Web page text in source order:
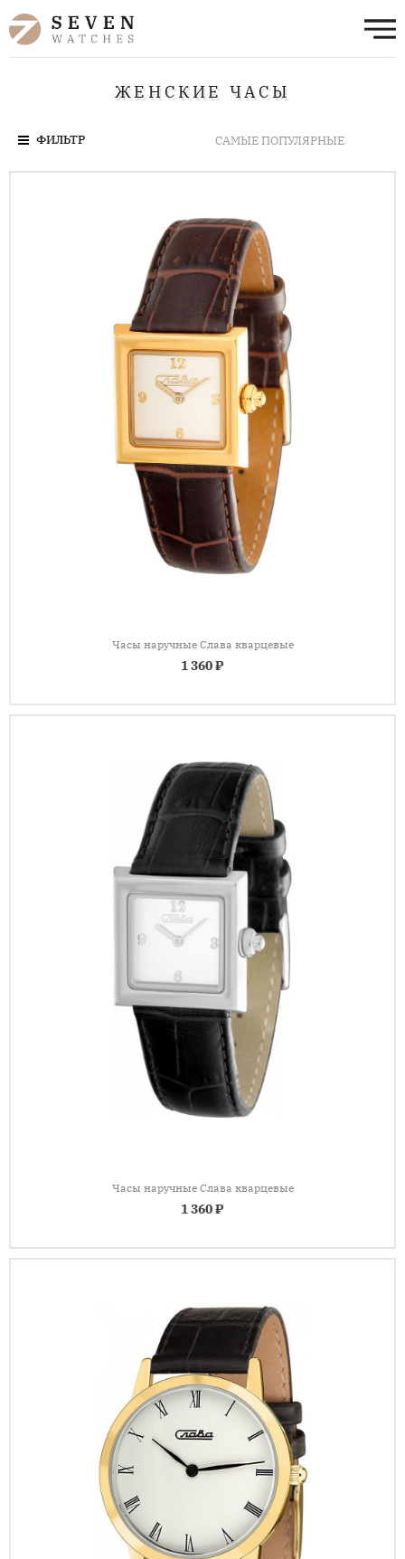
ЖЕНСКИЕ ЧАСЫ
ФИЛЬТР
Часы наручные Слава кварцевые
1 360 ₽
Часы наручные Слава кварцевые
1 360 ₽